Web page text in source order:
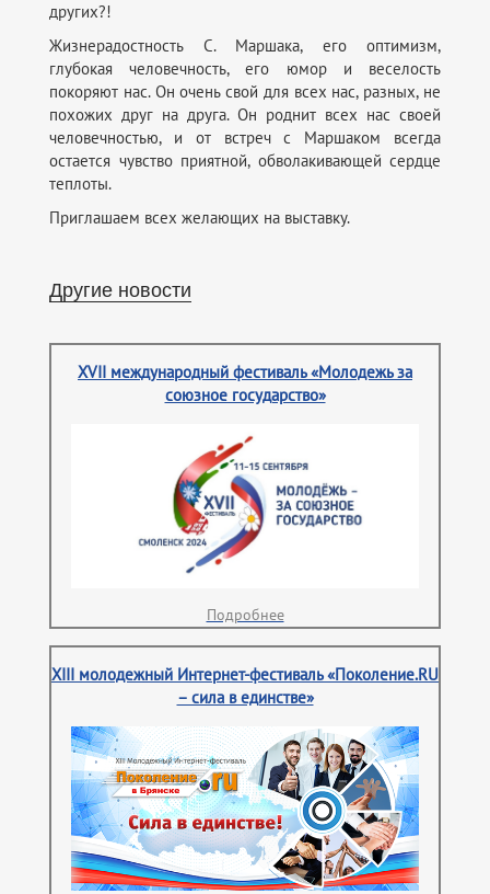
других?!
Жизнерадостность С. Маршака, его оптимизм,
глубокая человечность, его юмор и веселость
покоряют нас. Он очень свой для всех нас, разных, не
похожих друг на друга. Он роднит всех нас своей
человечностью, и от встреч с Маршаком всегда
остается чувство приятной, обволакивающей сердце
теплоты.
Приглашаем всех желающих на выставку.
Другие новости
XVII международный фестиваль «Молодежь за
союзное государство»
Подробнее
XIII молодежный Интернет-фестиваль «Поколение.RU
– сила в единстве»